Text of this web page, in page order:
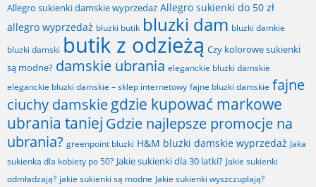
Allegro sukienki damskie wyprzedaż Allegro sukienki do 50 zł
allegro wyprzedaż bluzki butik bluzki dam bluzki damkie
bluzki damski butik z odzieżą Czy kolorowe sukienki
są modne? damskie ubrania eleganckie bluzki damskie
eleganckie bluzki damskie – sklep internetowy fajne bluzki damskie fajne
ciuchy damskiegdzie kupować markowe
ubrania taniej Gdzie najlepsze promocje na
ubrania? greenpoint bluzki H&M bluzki damskie wyprzedaż Jaka
sukienka dla kobiety po 50? Jakie sukienki dla 30 latki? Jakie sukienki
odmładzają? jakie sukienki są modne Jakie sukienki wyszczuplają?